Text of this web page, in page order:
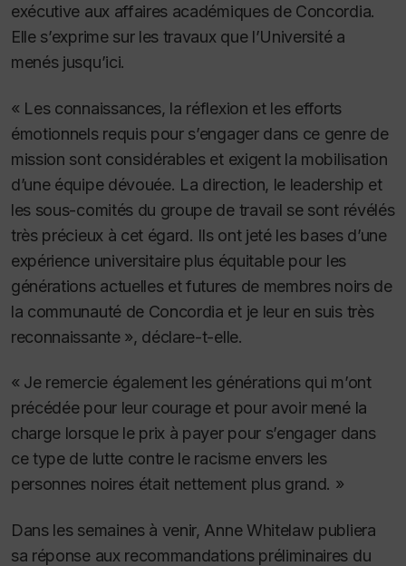
exécutive aux affaires académiques de Concordia.
Elle s’exprime sur les travaux que l’Université a
menés jusqu’ici.
« Les connaissances, la réflexion et les efforts
émotionnels requis pour s’engager dans ce genre de
mission sont considérables et exigent la mobilisation
d’une équipe dévouée. La direction, le leadership et
les sous-comités du groupe de travail se sont révélés
très précieux à cet égard. Ils ont jeté les bases d’une
expérience universitaire plus équitable pour les
générations actuelles et futures de membres noirs de
la communauté de Concordia et je leur en suis très
reconnaissante », déclare-t-elle.
« Je remercie également les générations qui m’ont
précédée pour leur courage et pour avoir mené la
charge lorsque le prix à payer pour s’engager dans
ce type de lutte contre le racisme envers les
personnes noires était nettement plus grand. »
Dans les semaines à venir, Anne Whitelaw publiera
sa réponse aux recommandations préliminaires du